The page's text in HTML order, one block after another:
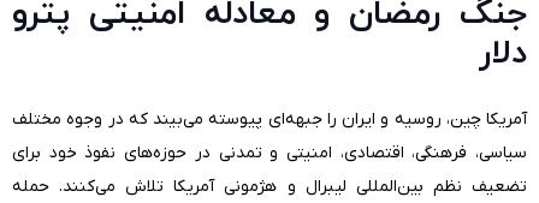
جنگ رمضان و معادله امنیتی پترو
دلار
آمریکا چین، روسیه و ایران را جبهه‌ای پیوسته می‌بیند که در وجوه مختلف
سیاسی، فرهنگی، اقتصادی، امنیتی و تمدنی در حوزه‌های نفوذ خود برای
تضعیف نظم بین‌المللی لیبرال و هژمونی آمریکا تلاش می‌کنند. حمله